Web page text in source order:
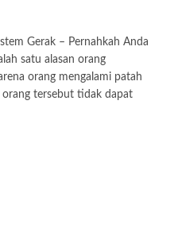
Gerak – Pernahkah Anda
satu alasan orang
orang mengalami patah
tersebut tidak dapat